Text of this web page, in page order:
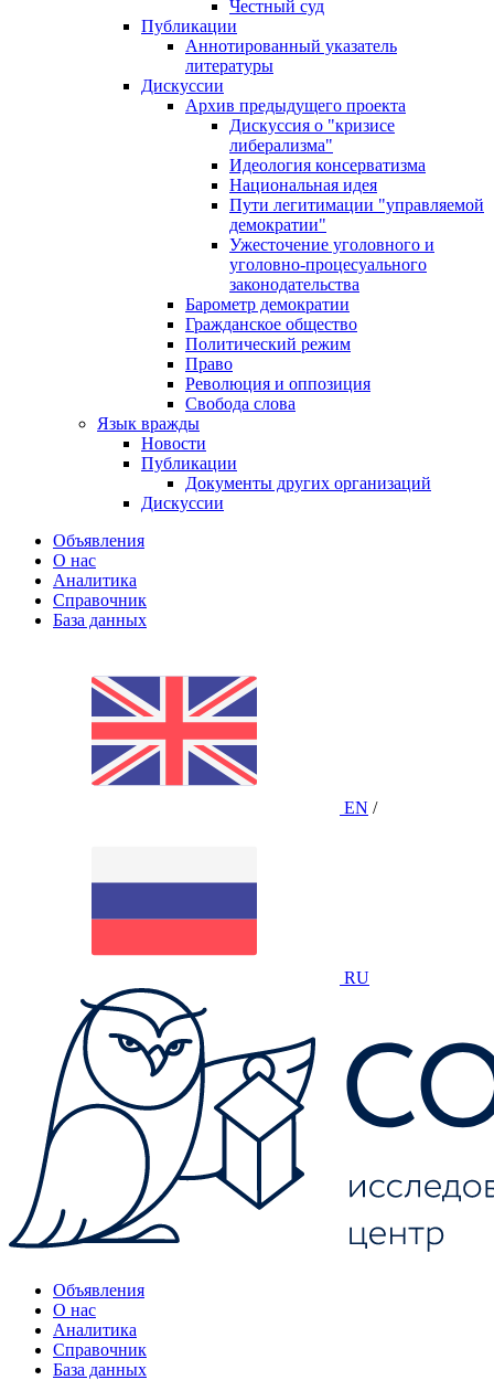
Честный суд
Публикации
Аннотированный указатель
литературы
Дискуссии
Архив предыдущего проекта
Дискуссия о "кризисе
либерализма"
Идеология консерватизма
Национальная идея
Пути легитимации "управляемой
демократии"
Ужесточение уголовного и
уголовно-процесуального
законодательства
Барометр демократии
Гражданское общество
Политический режим
Право
Революция и оппозиция
Свобода слова
Язык вражды
Новости
Публикации
Документы других организаций
Дискуссии
Объявления
О нас
Аналитика
Справочник
База данных
EN /
RU
Объявления
О нас
Аналитика
Справочник
База данных